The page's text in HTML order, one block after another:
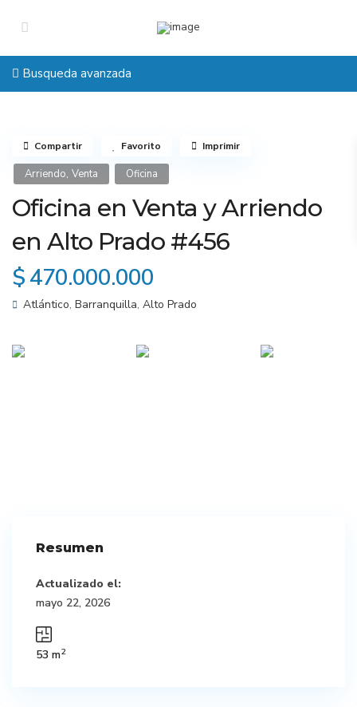
Busqueda avanzada
Arriendo, Venta Oficina
Oficina en Venta y Arriendo
en Alto Prado #456
$ 470.000.000
Atlántico, Barranquilla, Alto Prado
Compartir Favorito Imprimir
Resumen
Actualizado el:
mayo 22, 2026
53 m2